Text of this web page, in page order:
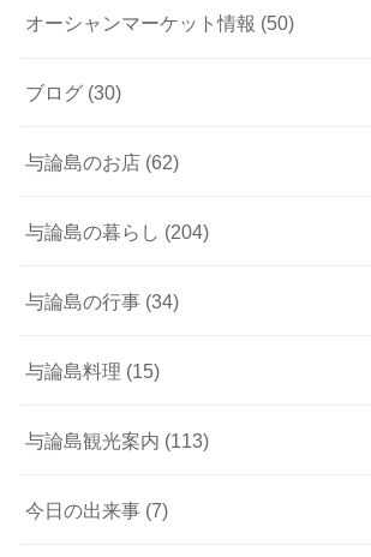
オーシャンマーケット情報 (50)
ブログ (30)
与論島のお店 (62)
与論島の暮らし (204)
与論島の行事 (34)
与論島料理 (15)
与論島観光案内 (113)
今日の出来事 (7)